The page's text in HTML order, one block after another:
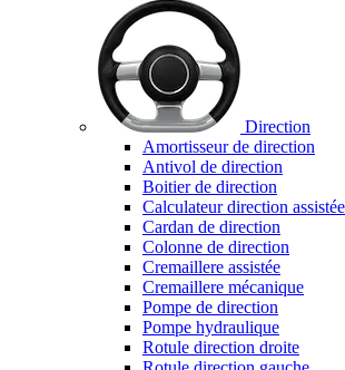
Direction
Amortisseur de direction
Antivol de direction
Boitier de direction
Calculateur direction
Cardan de direction
Colonne de direction
Cremaillere assistée
Cremaillere mécanique
Pompe de direction
Pompe hydraulique
Rotule direction droite